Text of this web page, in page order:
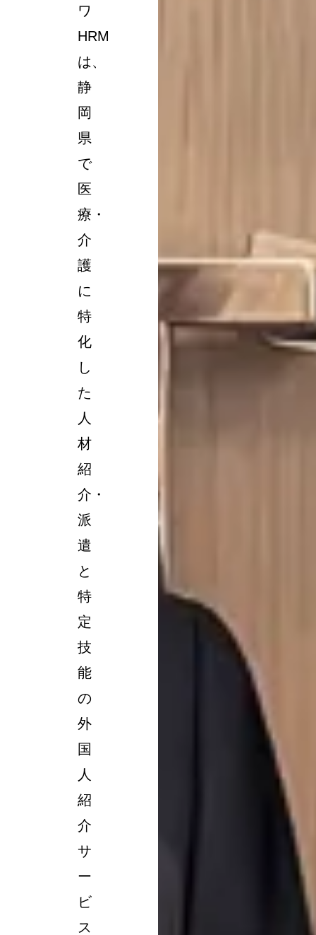
ワ
HRM
は、
静
岡
県
で
医
療・
介
護
に
特
化
し
た
人
材
紹
介・
派
遣
と
特
定
技
能
の
外
国
人
紹
介
サ
ー
ビ
ス